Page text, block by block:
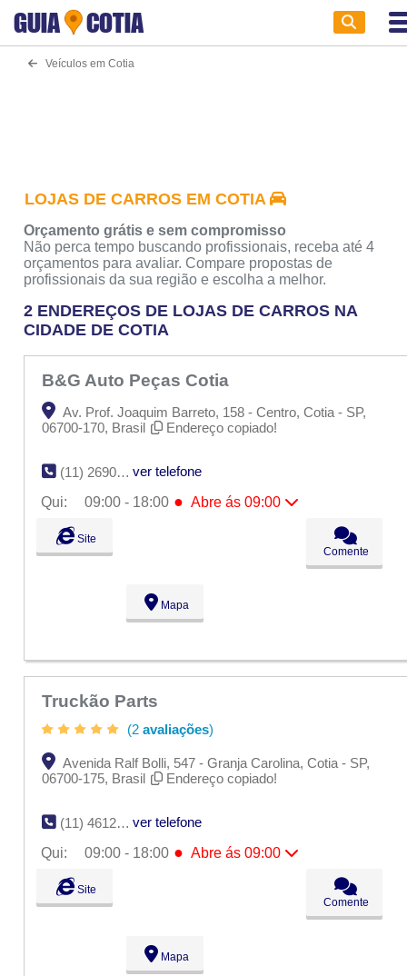
GUIA COTIA
Veículos em Cotia
LOJAS DE CARROS EM COTIA
Orçamento grátis e sem compromisso
Não perca tempo buscando profissionais, receba até 4
orçamentos para avaliar. Compare propostas de
profissionais da sua região e escolha a melhor.
2 ENDEREÇOS DE LOJAS DE CARROS NA
CIDADE DE COTIA
B&G Auto Peças Cotia
Av. Prof. Joaquim Barreto, 158 - Centro, Cotia - SP,
06700-170, Brasil
Endereço copiado!
(11) 2690-4126
ver telefone
Qui:
09:00 - 18:00 ● Abre ás 09:00
Seg:
Ter:
Qua:
09:00 - 18:00
09:00 - 18:00
Fechado
Fechado
Site
Comente
Mapa
Truckão Parts
(2 avaliações)
Avenida Ralf Bolli, 547 - Granja Carolina, Cotia - SP,
06700-175, Brasil
Endereço copiado!
(11) 4612-8330
ver telefone
Qui:
09:00 - 18:00 ● Abre ás 09:00
Seg:
Ter:
Qua:
09:00 - 18:00
09:00 - 18:00
Fechado
Site
Comente
Mapa